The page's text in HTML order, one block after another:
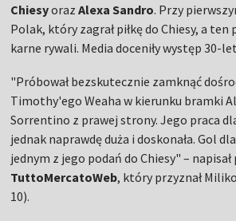
ChiesyorazAlexa Sandro. Przy
Polak, który zagrał piłkę do Chiesy, a ten
karne rywali. Media doceniły występ 30-
"Próbował bezskutecznie zamknąć
Timothy'ego Weaha w kierunku bramki
Sorrentino z prawej strony. Jego praca dla
jednak naprawdę duża i doskonała. Gol
jednym z jego podań do Chiesy" –
TuttoMercatoWeb, który przyznał
10).